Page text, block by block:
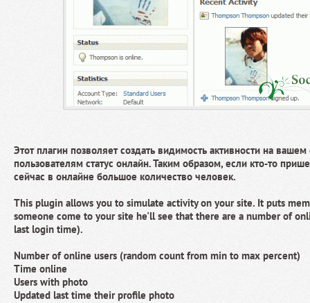
Этот плагин позволяет создать видимость активности на вашем
пользователям статус онлайн. Таким образом, если кто-то
сейчас в онлайне большое количество человек.
This plugin allows you to simulate activity on your site. It puts
someone come to your site he'll see that there are a number of
last login time).
Number of online users (random count from min to max percent)
Time online
Users with photo
Updated last time their profile photo